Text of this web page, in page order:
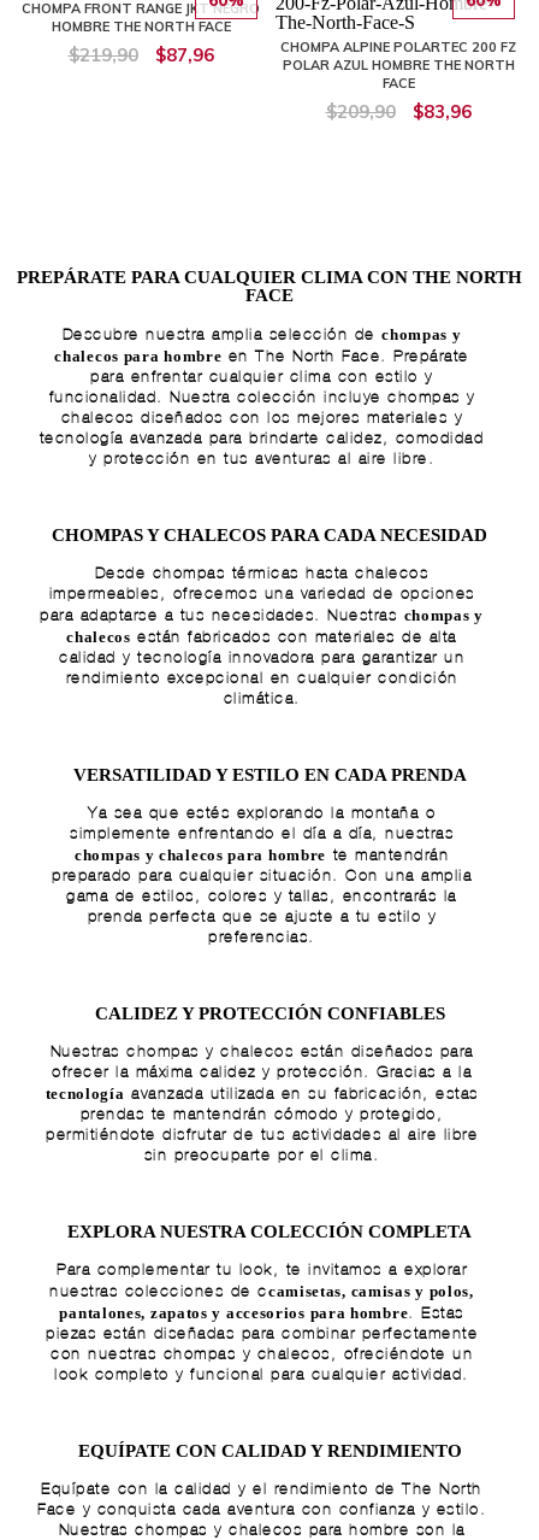
CHOMPA FRONT RANGE JKT NEGRO
HOMBRE THE NORTH FACE
$219,90 $87,96
CHOMPA ALPINE POLARTEC 200 FZ
POLAR AZUL HOMBRE THE NORTH
FACE
$209,90 $83,96
PREPÁRATE PARA CUALQUIER CLIMA CON THE NORTH
FACE
Descubre nuestra amplia selección dechompas y
chalecos para hombre en The North Face. Prepárate
para enfrentar cualquier clima con estilo y
funcionalidad. Nuestra colección incluye chompas y
chalecos diseñados con los mejores materiales y
tecnología avanzada para brindarte calidez, comodidad
y protección en tus aventuras al aire libre.
CHOMPAS Y CHALECOS PARA CADA NECESIDAD
Desde chompas térmicas hasta chalecos
impermeables, ofrecemos una variedad de opciones
para adaptarse a tus necesidades. Nuestras chompas y
chalecos están fabricados con materiales de alta
calidad y tecnología innovadora para garantizar un
rendimiento excepcional en cualquier condición
climática.
VERSATILIDAD Y ESTILO EN CADA PRENDA
Ya sea que estés explorando la montaña o
simplemente enfrentando el día a día, nuestras
chompas y chalecos para hombre te mantendrán
preparado para cualquier situación. Con una amplia
gama de estilos, colores y tallas, encontrarás la
prenda perfecta que se ajuste a tu estilo y
preferencias.
CALIDEZ Y PROTECCIÓN CONFIABLES
Nuestras chompas y chalecos están diseñados para
ofrecer la máxima calidez y protección. Gracias a la
tecnología avanzada utilizada en su fabricación, estas
prendas te mantendrán cómodo y protegido,
permitiéndote disfrutar de tus actividades al aire libre
sin preocuparte por el clima.
EXPLORA NUESTRA COLECCIÓN COMPLETA
Para complementar tu look, te invitamos a explorar
nuestras colecciones de ccamisetas, camisas y polos,
pantalones, zapatos y accesorios para hombre. Estas
piezas están diseñadas para combinar perfectamente
con nuestras chompas y chalecos, ofreciéndote un
look completo y funcional para cualquier actividad.
EQUÍPATE CON CALIDAD Y RENDIMIENTO
Equípate con la calidad y el rendimiento de The North
Face y conquista cada aventura con confianza y estilo.
Nuestras chompas y chalecos para hombre son la